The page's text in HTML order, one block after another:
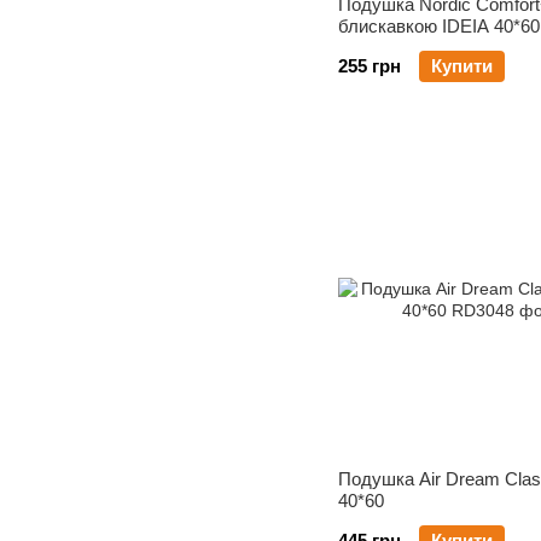
Подушка Nordic
блискавкою IDEIA 40*60
255 грн
Купити
Подушка Air Dream
40*60